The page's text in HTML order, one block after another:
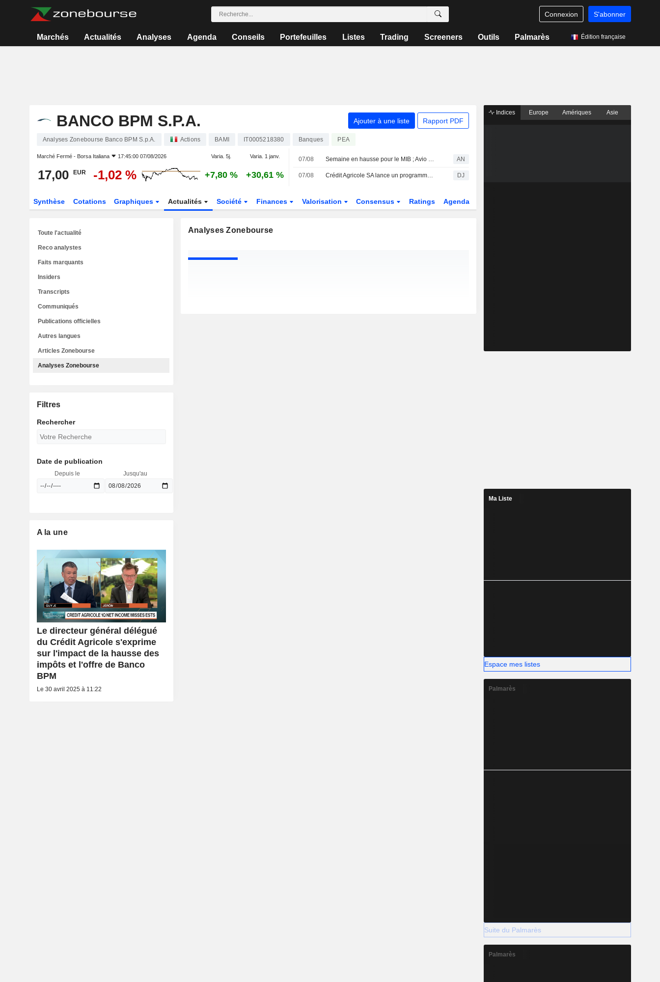
Connexion S'abonner
Marchés Actualités Analyses Agenda Conseils Portefeuilles Listes Trading Screeners Outils Palmarès Édition française
BANCO BPM S.P.A. Ajouter à une liste Rapport PDF
Analyses Zonebourse Banco BPM S.p.A. Actions BAMI IT0005218380 Banques PEA
Marché Fermé - Borsa Italiana 17:45:00 07/08/2026 Varia. 5j. Varia. 1 janv.
17,00 EUR -1,02 % +7,80 % +30,61 %
07/08 Semaine en hausse pour le MIB ; Avio en tête, Stellantis à la traîne AN
07/08 Crédit Agricole SA lance un programme de rachat d'actions d'un maximum de 32 millions de titres DJ
Synthèse Cotations Graphiques Actualités Société Finances Valorisation Consensus Ratings Agenda
Analyses Zonebourse
Toute l'actualité
Reco analystes
Faits marquants
Insiders
Transcripts
Communiqués
Publications officielles
Autres langues
Articles Zonebourse
Analyses Zonebourse
Filtres
Rechercher
Date de publication
Depuis le Jusqu'au
A la une
Le directeur général délégué
du Crédit Agricole s'exprime
sur l'impact de la hausse des
impôts et l'offre de Banco
BPM
Le 30 avril 2025 à 11:22
Indices Europe Amériques Asie
Ma Liste
Espace mes listes
Palmarès
Suite du Palmarès
Palmarès